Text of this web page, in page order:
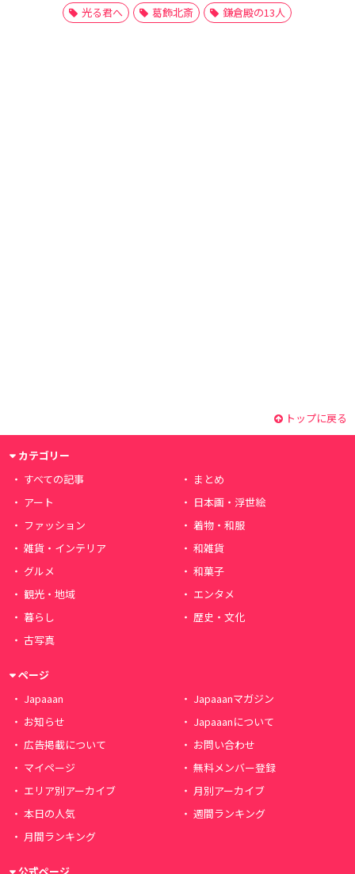
光る君へ
葛飾北斎 鎌倉殿の13人
トップに戻る
カテゴリー
すべての記事
まとめ
アート
日本画・浮世絵
ファッション
着物・和服
雑貨・インテリア
和雑貨
グルメ
和菓子
観光・地域
エンタメ
暮らし
歴史・文化
古写真
ページ
Japaaan
Japaaanマガジン
お知らせ
Japaaanについて
広告掲載について
お問い合わせ
マイページ
無料メンバー登録
エリア別アーカイブ
月別アーカイブ
本日の人気
週間ランキング
月間ランキング